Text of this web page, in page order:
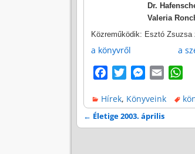
Dr.
Valeria
Közreműködik: EsztóZsuzsa
a könyvről a
c
e
b
i
t
t
M
s
s
e
a
i
l
a
s
Hírek, Könyveink
Bejegyzés navigáció
← Életige 2003. április